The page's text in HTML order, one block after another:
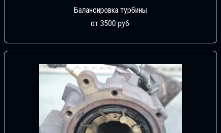
Балансировка турбины
от 3500 руб.